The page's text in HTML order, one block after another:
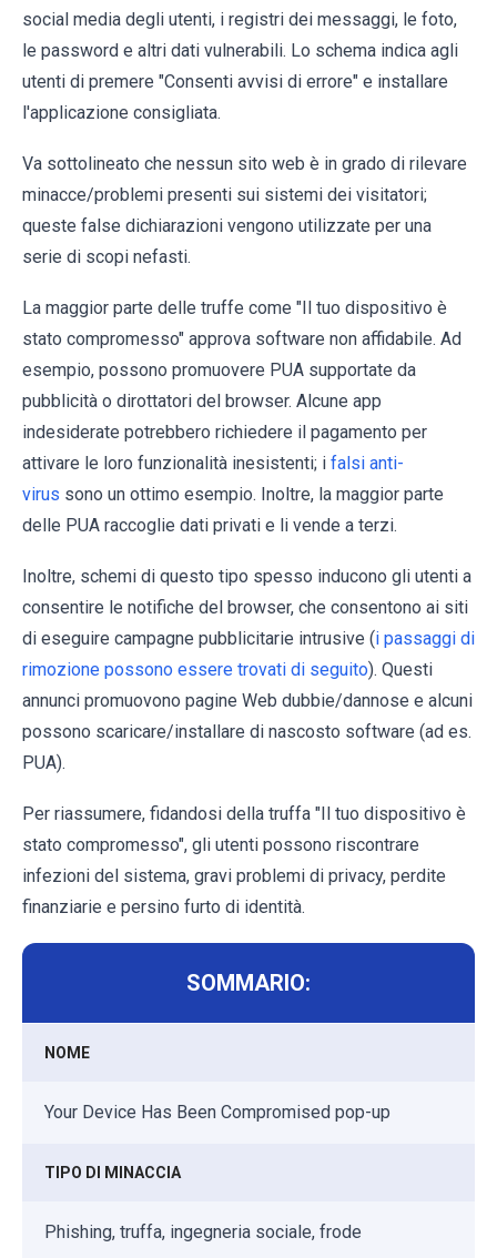
social media degli utenti, i registri dei messaggi, le foto,
le password e altri dati vulnerabili. Lo schema indica agli
utenti di premere "Consenti avvisi di errore" e installare
l'applicazione consigliata.
Va sottolineato che nessun sito web è in grado di rilevare
minacce/problemi presenti sui sistemi dei visitatori;
queste false dichiarazioni vengono utilizzate per una
serie di scopi nefasti.
La maggior parte delle truffe come "Il tuo dispositivo è
stato compromesso" approva software non affidabile. Ad
esempio, possono promuovere PUA supportate da
pubblicità o dirottatori del browser. Alcune app
indesiderate potrebbero richiedere il pagamento per
attivare le loro funzionalità inesistenti; i falsi anti-
virus sono un ottimo esempio. Inoltre, la maggior parte
delle PUA raccoglie dati privati e li vende a terzi.
Inoltre, schemi di questo tipo spesso inducono gli utenti a
consentire le notifiche del browser, che consentono ai siti
di eseguire campagne pubblicitarie intrusive (i passaggi di
rimozione possono essere trovati di seguito). Questi
annunci promuovono pagine Web dubbie/dannose e alcuni
possono scaricare/installare di nascosto software (ad es.
PUA).
Per riassumere, fidandosi della truffa "Il tuo dispositivo è
stato compromesso", gli utenti possono riscontrare
infezioni del sistema, gravi problemi di privacy, perdite
finanziarie e persino furto di identità.
SOMMARIO:
NOME
Your Device Has Been Compromised pop-up
TIPO DI MINACCIA
Phishing, truffa, ingegneria sociale, frode